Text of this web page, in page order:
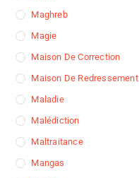
Maghreb
Magie
Maison De Correction
Maison De Redressement
Maladie
Malédiction
Maltraitance
Mangas